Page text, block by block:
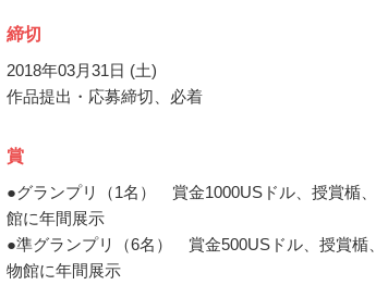
締切
2018年03月31日 (土)
作品提出・応募締切、必着
賞
●グランプリ（1名） 賞金1000USドル、授賞楯
館に年間展示
●準グランプリ（6名） 賞金500USドル、授賞楯
物館に年間展示